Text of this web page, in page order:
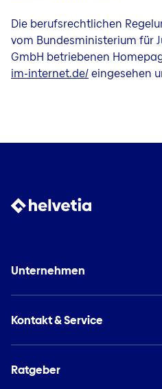
Die berufsrechtlichen
vom Bundesministerium für
GmbH betriebenen
im-internet.de/eingesehen
Unternehmen
Kontakt & Service
Ratgeber